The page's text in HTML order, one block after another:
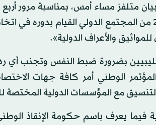
متلفز مساء أمس، بمناسبة مرور أربع
معمر القذافي عام 2011 من المجتمع الدولي
والأعراف الدولية».
بضرورة ضبط النفس وتجنب
المؤتمر الوطني أمر كافة جهات
مع المؤسسات الدولية
فيما يعرف باسم حكومة الإنقاذ